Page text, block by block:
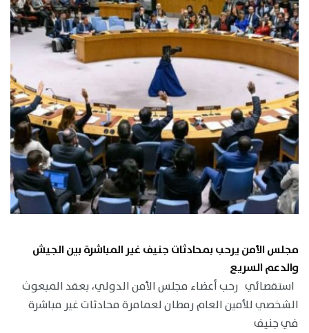
مجلس الأمن يرحب بمحادثات جنيف غير المباشرة بين الجيش
والدعم السريع
استقصائي رحب أعضاء مجلس الأمن الدولي، بعقد المبعوث
الشخصي للأمين العام رمطان لعمامرة محادثات غير مباشرة
في جنيف